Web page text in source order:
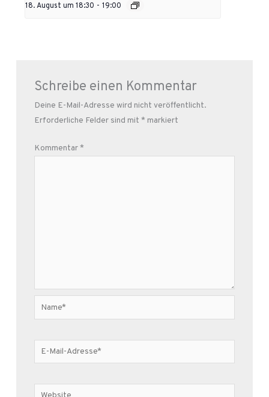
18. August um 18:30 - 19:00
Schreibe einen Kommentar
Deine E-Mail-Adresse wird nicht veröffentlicht.
Erforderliche Felder sind mit * markiert
Kommentar*
Name*
E-
Mail-
Website